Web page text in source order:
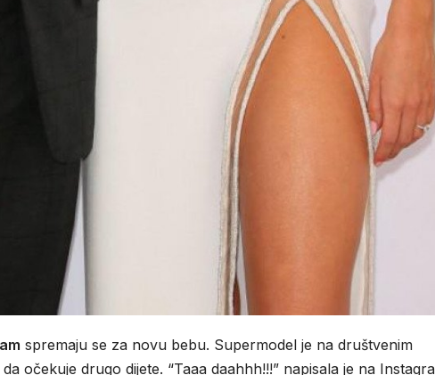
spremaju se za novu bebu. Supermodel je na društvenim
očekuje drugo dijete. “Taaa daahhh!!!” napisala je na